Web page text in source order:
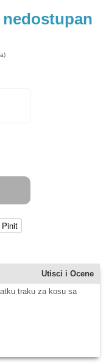
Pinit
Utisci i Ocene
traku za kosu sa